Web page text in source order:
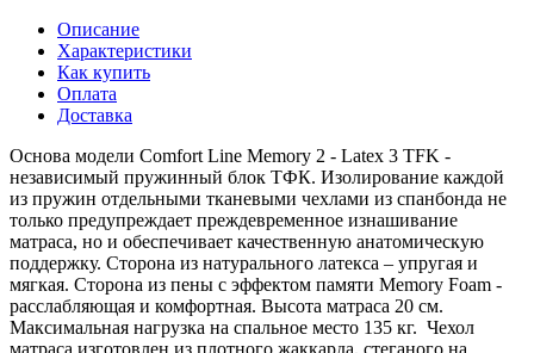
Описание
Характеристики
Как купить
Оплата
Доставка
Основа модели Comfort Line Memory 2 - Latex 3 TFK -
независимый пружинный блок ТФК. Изолирование каждой
из пружин отдельными тканевыми чехлами из спанбонда не
только предупреждает преждевременное изнашивание
матраса, но и обеспечивает качественную анатомическую
поддержку. Сторона из натурального латекса – упругая и
мягкая. Сторона из пены с эффектом памяти Memory Foam -
расслабляющая и комфортная. Высота матраса 20 см.
Максимальная нагрузка на спальное место 135 кг. Чехол
матраса изготовлен из плотного жаккарда, стеганого на